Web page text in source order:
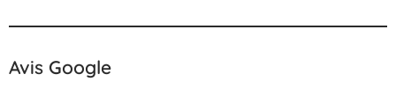
Avis Google